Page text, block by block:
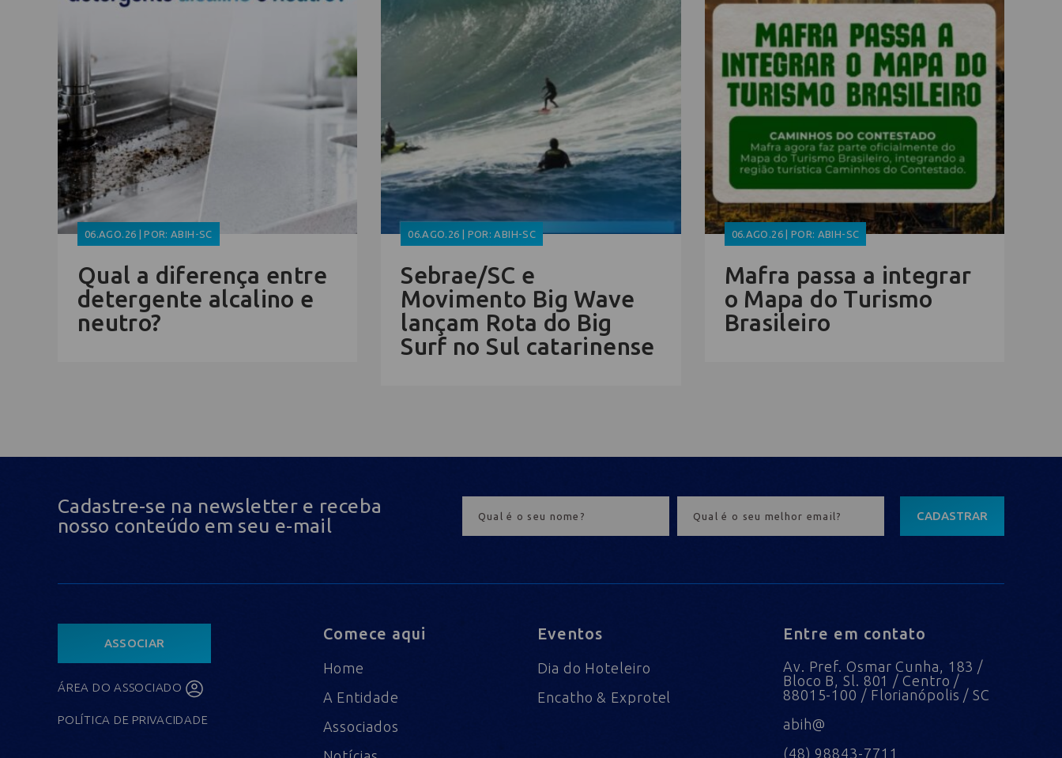
06.AGO.26 | POR: ABIH-SC
Qual a diferença entre
detergente alcalino e
neutro?
06.AGO.26 | POR: ABIH-SC
Sebrae/SC e
Movimento Big Wave
lançam Rota do Big
Surf no Sul catarinense
06.AGO.26 | POR: ABIH-SC
Mafra passa a integrar
o Mapa do Turismo
Brasileiro
Cadastre-se na newsletter e receba
nosso conteúdo em seu e-mail
CADASTRAR
ASSOCIAR
ÁREA DO ASSOCIADO
POLÍTICA DE PRIVACIDADE
Comece aqui
Home
A Entidade
Associados
Eventos
Dia do Hoteleiro
Encatho & Exprotel
Entre em contato
Av. Pref. Osmar Cunha, 183 /
Bloco B, Sl. 801 / Centro /
88015-100 / Florianópolis / SC
abih@
(48) 98843-7711